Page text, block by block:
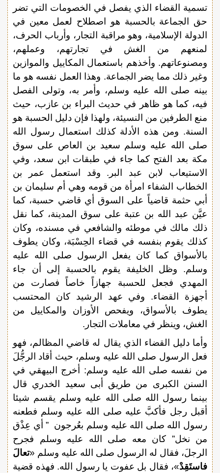
تسمية القضاء الذي يفصل في الخصومات التي تضر
حق الجماعة بالحسبة هو اصطلاح لعمل معين في
الدولة الإسلامية، وهو مراقبة التجار، وأرباب الحرف،
لمنعهم من الغش في تجارتهم، وعملهم،
ومصنوعاتهم. وأخذهم باستعمال المكاييل والموازين
وغير ذلك مما يضر الجماعة. وهذا العمل نفسه هو ما
بينه صلى الله عليه وسلم، وأمر به، وتولى الفصل
فيه، كما هو ظاهر في حديث البراء بن عازب، حيث
منع الطرفين من النسيئة، ولهذا فإن دليل الحسبة هو
السنة. ومن هذه الأدلة كذلك استعمال رسول الله
صلى الله عليه وسلم سعيد بن العاص على سوق
مكة بعد الفتح كما جاء في طبقات ابن سعد، وفي
الاستيعاب لابن عبد البر. وقد استعمل عمر بن
الخطاب الشفاء امرأة من قومه وهي أم سليمان بن
أبي حثمة قاضياً على السوق أي قاضي حسبة، كما
عيَّن عبد الله بن عتبة على سوق المدينة، كما نقل
ذلك مالك في موطئه والشافعي في مسنده، وكان
كذلك يقوم بنفسه في قضاء الحِسْبَة، وكان يطوف
بالأسواق كما كان يفعل الرسول صلى الله عليه
وسلم. وظل الخليفة يقوم بالحسبة إلى أن جاء
المهدي فجعل للحسبة جهازاً خاصاً فصارت من
أجهزة القضاء. وفي عهد الرشيد كان المحتسب
يطوف بالأسواق، ويفحص الأوزان والمكاييل من
الغش، وينظر في معاملات التجار.
وأما دليل القضاء الذي يقال له قاضي المظالم، فهو
فعل الرسول صلى الله عليه وسلم، حيث أقاد الرجُّلَ
من نفسه صلى الله عليه وسلم: أخرج البيهقي في
السنن الكبرى من طريق أبى سعيد الخدري قال
بينما رسول الله صلى الله عليه وسلم يقسم شيئا
أقبل رجل فأكبَّ عليه صلى الله عليه وسلم فطعنه
رسول الله صلى الله عليه وسلم بعُرجون ” أي عِذْق
من نخل” كان معه صلى الله عليه وسلم فجرح
الرجلَ، فقال له الرسول صلى الله عليه وسلم «تعالَ
فاستَقِدْ»، فقال بل عفوت يا رسول الله. فهذه قضية